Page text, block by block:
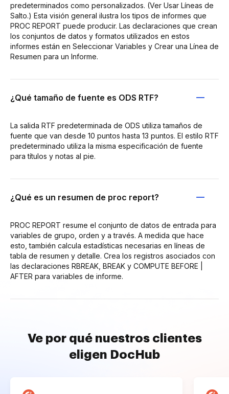
predeterminados como personalizados. (Ver Usar Líneas de
Salto.) Esta visión general ilustra los tipos de informes que
PROC REPORT puede producir. Las declaraciones que crean
los conjuntos de datos y formatos utilizados en estos
informes están en Seleccionar Variables y Crear una Línea de
Resumen para un Informe.
¿Qué tamaño de fuente es ODS RTF?
La salida RTF predeterminada de ODS utiliza tamaños de
fuente que van desde 10 puntos hasta 13 puntos. El estilo RTF
predeterminado utiliza la misma especificación de fuente
para títulos y notas al pie.
¿Qué es un resumen de proc report?
PROC REPORT resume el conjunto de datos de entrada para
variables de grupo, orden y a través. A medida que hace
esto, también calcula estadísticas necesarias en líneas de
tabla de resumen y detalle. Crea los registros asociados con
las declaraciones RBREAK, BREAK y COMPUTE BEFORE |
AFTER para variables de informe.
Ve por qué nuestros clientes
eligen DocHub